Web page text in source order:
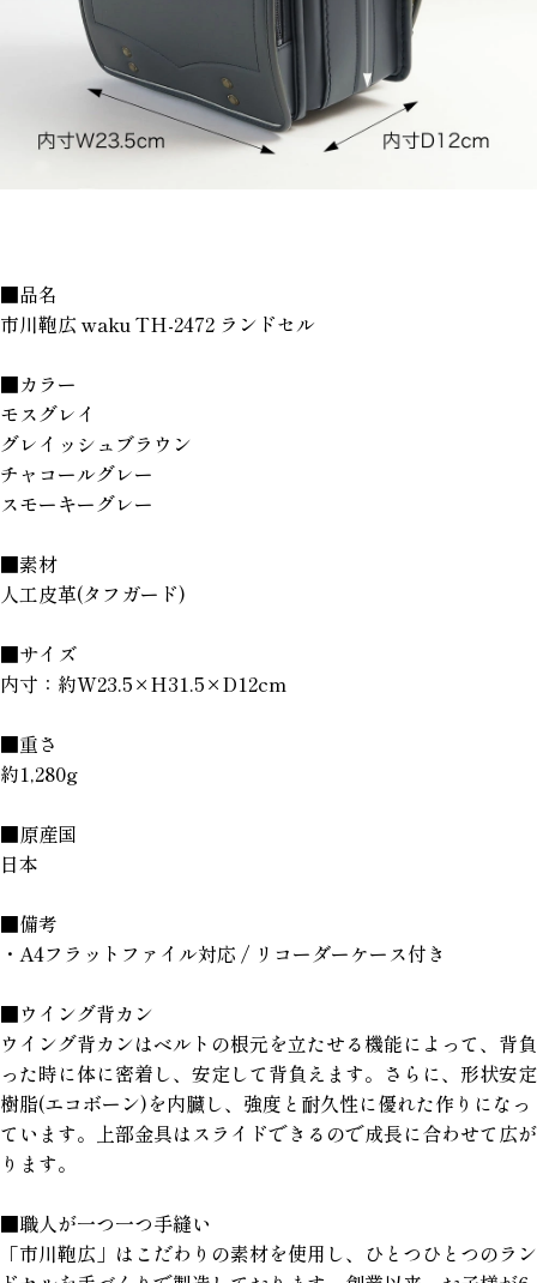
■品名
市川鞄広 waku TH-2472 ランドセル
■カラー
モスグレイ
グレイッシュブラウン
チャコールグレー
スモーキーグレー
■素材
人工皮革(タフガード)
■サイズ
内寸：約W23.5×H31.5×D12cm
■重さ
約1,280g
■原産国
日本
■備考
・A4フラットファイル対応 / リコーダーケース付き
■ウイング背カン
ウイング背カンはベルトの根元を立たせる機能によって、背負
った時に体に密着し、安定して背負えます。さらに、形状安定
樹脂(エコボーン)を内臓し、強度と耐久性に優れた作りになっ
ています。上部金具はスライドできるので成長に合わせて広が
ります。
■職人が一つ一つ手縫い
「市川鞄広」はこだわりの素材を使用し、ひとつひとつのラン